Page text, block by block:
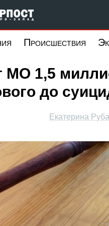
Форпост Северо-Запад
Происшествия
МО 1,5
до
Екатерина